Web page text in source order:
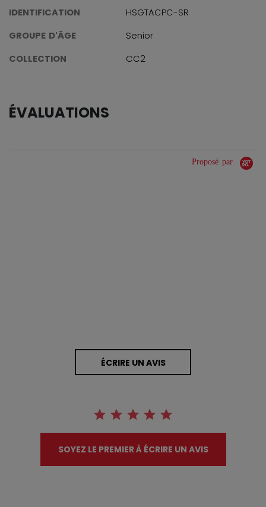
IDENTIFICATION
HSGTACPC-SR
GROUPE D'ÂGE
Senior
COLLECTION
CC2
ÉVALUATIONS
Proposé par
ÉCRIRE UN AVIS
SOYEZ LE PREMIER À ÉCRIRE UN AVIS